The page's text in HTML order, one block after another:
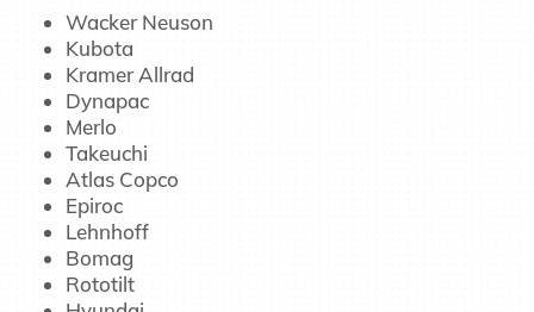
Wacker Neuson
Kubota
Kramer Allrad
Dynapac
Merlo
Takeuchi
Atlas Copco
Epiroc
Lehnhoff
Bomag
Rototilt